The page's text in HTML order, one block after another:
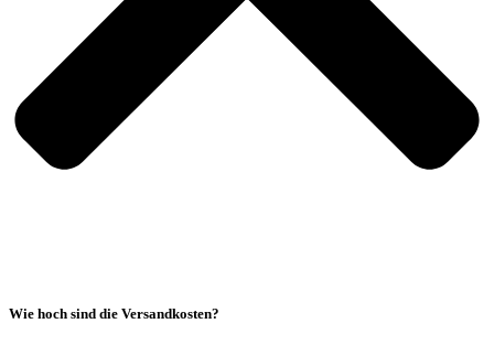
Wie hoch sind die Versandkosten?